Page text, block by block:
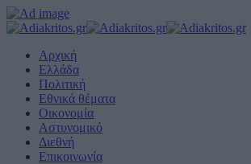
Αρχική
Ελλάδα
Πολιτική
Εθνικά θέματα
Οικονομία
Αστυνομικό
Διεθνή
Επικοινωνία